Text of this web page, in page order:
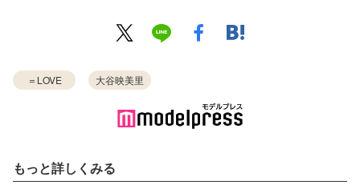
＝LOVE 大谷映美里
もっと詳しくみる